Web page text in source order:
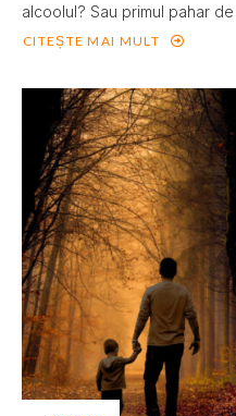
alcoolul? Sau primul pahar
CITEȘTE MAI MULT